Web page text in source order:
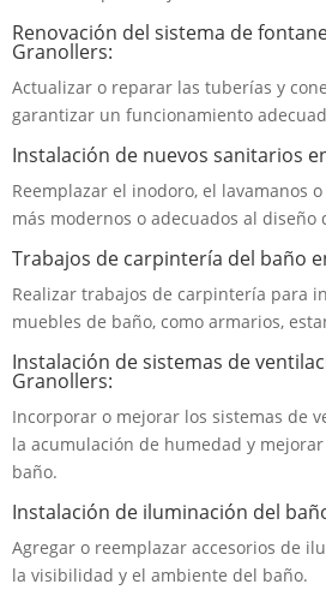
Renovación del sistema de
Granollers:
Actualizar o reparar las tuberías y
garantizar un funcionamiento
Instalación de nuevos sanitarios
Reemplazar el inodoro, el lavamanos
más modernos o adecuados al diseño
Trabajos de carpintería del baño
Realizar trabajos de carpintería para
muebles de baño, como armarios,
Instalación de sistemas de
Granollers:
Incorporar o mejorar los sistemas de
la acumulación de humedad y
baño.
Instalación de iluminación del
Agregar o reemplazar accesorios de
la visibilidad y el ambiente del baño.